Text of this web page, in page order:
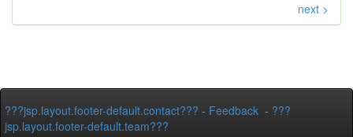
next >
???jsp.layout.footer-default.contact??? - Feedback - ???
jsp.layout.footer-default.team???